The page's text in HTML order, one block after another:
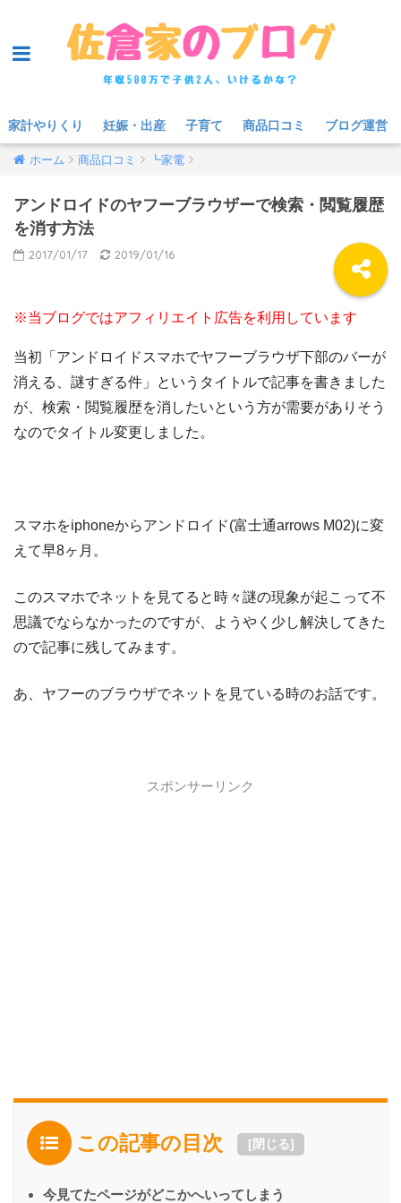
家計やりくり 妊娠・出産 子育て 商品口コミ ブログ運営
ホーム 商品口コミ ┗家電
アンドロイドのヤフーブラウザーで検索・閲覧履歴
を消す方法
2017/01/17 2019/01/16
※当ブログではアフィリエイト広告を利用しています
当初「アンドロイドスマホでヤフーブラウザ下部のバーが
消える、謎すぎる件」というタイトルで記事を書きました
が、検索・閲覧履歴を消したいという方が需要がありそう
なのでタイトル変更しました。
スマホをiphoneからアンドロイド(富士通arrows M02)に変
えて早8ヶ月。
このスマホでネットを見てると時々謎の現象が起こって不
思議でならなかったのですが、ようやく少し解決してきた
ので記事に残してみます。
あ、ヤフーのブラウザでネットを見ている時のお話です。
スポンサーリンク
この記事の目次 [閉じる]
今見てたページがどこかへいってしまう